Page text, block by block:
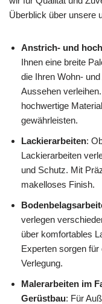
Überblick über unsere
Anstrich- und
Ihnen eine breite
die Ihren Wohn-
Aussehen
hochwertige
gewährleisten.
Lackierarbeiten:
Lackierarbeiten
und Schutz. Mit
makelloses Finish.
verlegen
über komfortables
Experten sorgen für
Verlegung.
Malerarbeiten im
Gerüstbau: Für